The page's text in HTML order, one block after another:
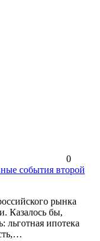
0
события второй
рынка
Казалось бы,
льготная ипотека